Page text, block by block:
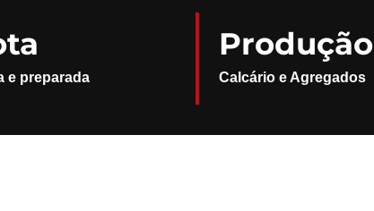
e preparada
Produção
Calcário e Agregados